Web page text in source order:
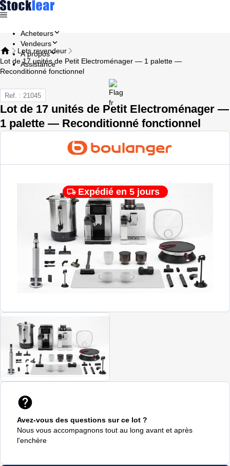
Acheteurs
Vendeurs
À propos
Assistance
Lots revendeur
Lot de 17 unités de Petit Electroménager — 1 palette —
Reconditionné fonctionnel
Ref. : 21045
Lot de 17 unités de Petit Electroménager —
1 palette — Reconditionné fonctionnel
Expédié en 5 jours
Avez-vous des questions sur ce lot ?
Nous vous accompagnons tout au long avant et après
l'enchère